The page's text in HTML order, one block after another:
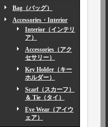
Bag（バッグ）
Accessories・Interior
Interior（インテリ
ア）
Accessories（アク
セサリー）
Key Holder（キー
ホルダー）
Scarf（スカーフ）
＆ Tie（タイ）
Eye Wear（アイウ
ェア）